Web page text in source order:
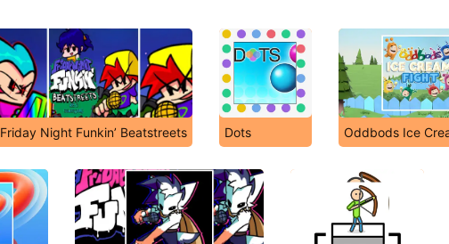
Friday Night Funkin’ Beatstreets Dots Oddbods Ice